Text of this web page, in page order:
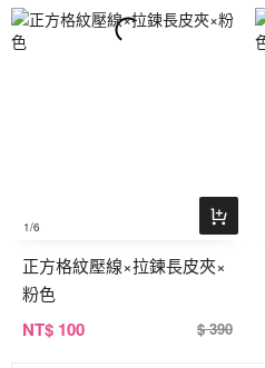
1/6
正方格紋壓線×拉鍊長皮夾×
粉色
NT$ 100 $ 390